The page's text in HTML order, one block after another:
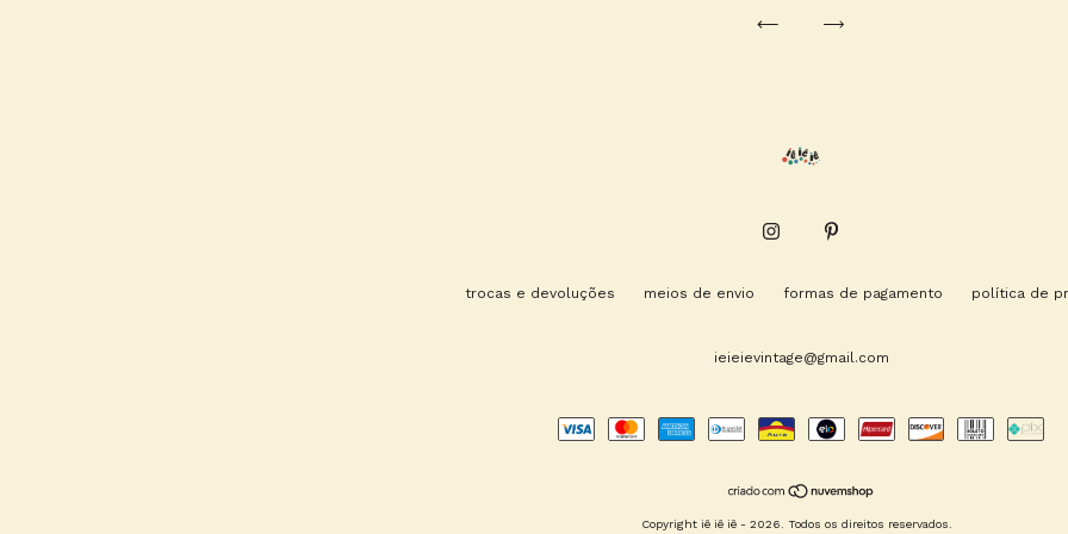
trocas e devoluções meios de envio formas de pagamento política de
ieieievintage@gmail.com
Copyright iê iê iê - 2026. Todos os direitos reservados.